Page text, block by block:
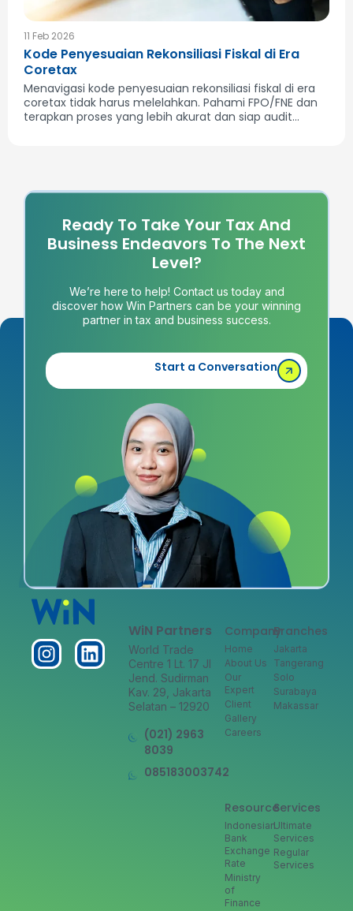
11 Feb 2026
Kode Penyesuaian Rekonsiliasi Fiskal di Era
Coretax
Menavigasi kode penyesuaian rekonsiliasi fiskal di era
coretax tidak harus melelahkan. Pahami FPO/FNE dan
terapkan proses yang lebih akurat dan siap audit...
Ready To Take Your Tax And
Business Endeavors To The Next
Level?
We’re here to help! Contact us today and
discover how Win Partners can be your winning
partner in tax and business success.
Start a Conversation
WiN Partners
World Trade
Centre 1 Lt. 17 Jl
Jend. Sudirman
Kav. 29, Jakarta
Selatan – 12920
(021) 2963
8039
085183003742
Company
Home
About Us
Our
Expert
Client
Gallery
Careers
Services
Ultimate
Services
Regular
Services
Branches
Jakarta
Tangerang
Solo
Surabaya
Makassar
Resource
Indonesian
Bank
Exchange
Rate
Ministry
of
Finance